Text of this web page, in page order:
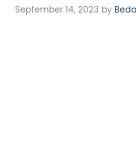
September 14, 2023 by